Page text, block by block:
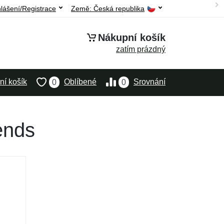
Země: Česká republika
Registrace
Nákupní košík
zatím prázdný
0 Srovnání
0 Oblíbené
košík